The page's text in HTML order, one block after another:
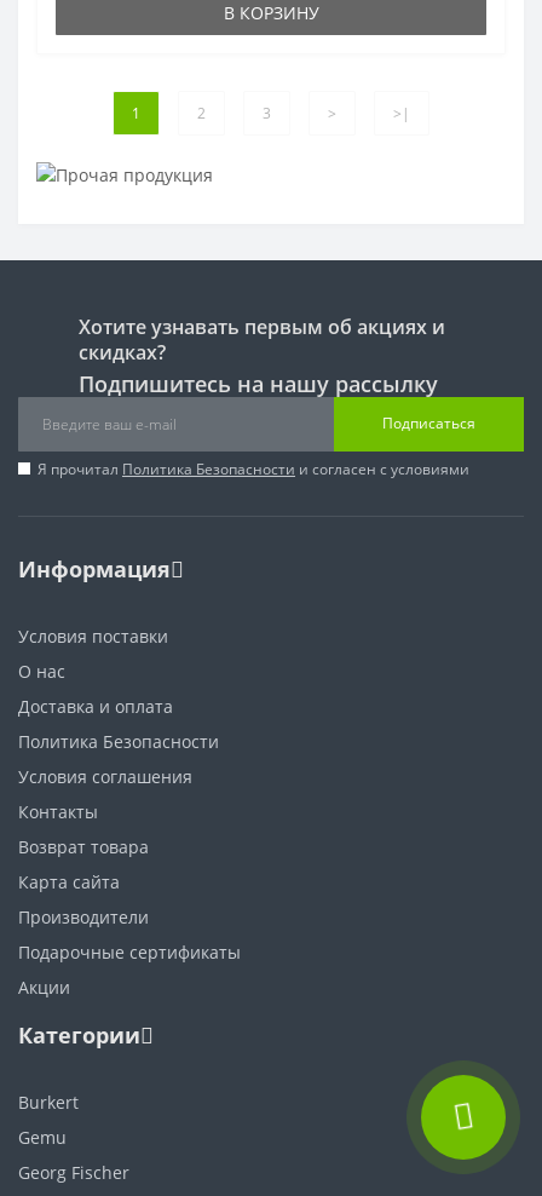
В КОРЗИНУ
1 2 3 > >|
Хотите узнавать первым об акциях и
скидках?
Подпишитесь на нашу рассылку
Подписаться
Я прочитал Политика Безопасности и согласен с условиями
Информация
Условия поставки
О нас
Доставка и оплата
Политика Безопасности
Условия соглашения
Контакты
Возврат товара
Карта сайта
Производители
Подарочные сертификаты
Акции
Категории
Burkert
Gemu
Georg Fischer